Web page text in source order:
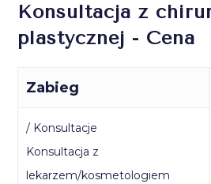
Konsultacja z
plastycznej - Cena
Zabieg
/ Konsultacje
Konsultacja z
lekarzem/kosmetologiem